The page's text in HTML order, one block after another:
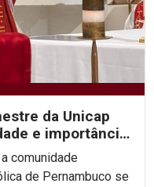
da Unicap
e importância
comunidade
de Pernambuco se